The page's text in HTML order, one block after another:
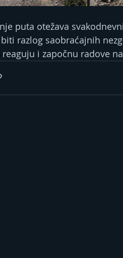
puta otežava
razlog saobraćajnih
i započnu radove